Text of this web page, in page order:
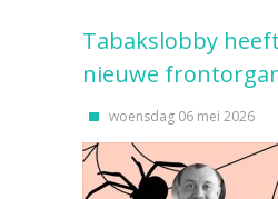
Tabakslobby
nieuwe
woensdag 06 mei 2026